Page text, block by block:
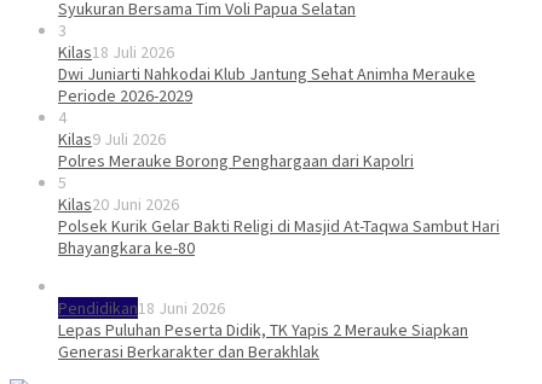
Syukuran Bersama Tim Voli Papua Selatan
3
Kilas18 Juli 2026
Dwi Juniarti Nahkodai Klub Jantung Sehat Animha Merauke
Periode 2026-2029
4
Kilas9 Juli 2026
Polres Merauke Borong Penghargaan dari Kapolri
5
Kilas20 Juni 2026
Polsek Kurik Gelar Bakti Religi di Masjid At-Taqwa Sambut Hari
Bhayangkara ke-80
Pendidikan18 Juni 2026
Lepas Puluhan Peserta Didik, TK Yapis 2 Merauke Siapkan
Generasi Berkarakter dan Berakhlak